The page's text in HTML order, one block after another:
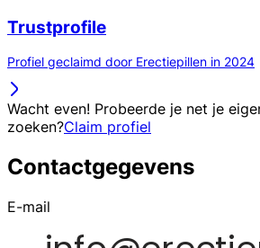
Trustprofile
Profiel geclaimd door Erectiepillen in 2024
Wacht even! Probeerde je net je
zoeken?Claim profiel
Contactgegevens
E-mail